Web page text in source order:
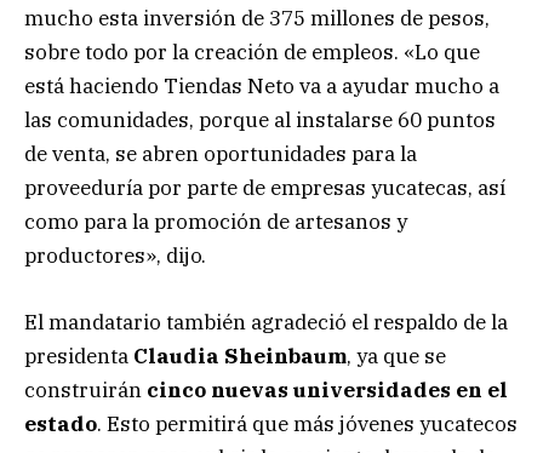
mucho esta inversión de 375 millones de pesos,
sobre todo por la creación de empleos. «Lo que
está haciendo Tiendas Neto va a ayudar mucho a
las comunidades, porque al instalarse 60 puntos
de venta, se abren oportunidades para la
proveeduría por parte de empresas yucatecas, así
como para la promoción de artesanos y
productores», dijo.
El mandatario también agradeció el respaldo de la
presidenta Claudia Sheinbaum, ya que se
construirán cinco nuevas universidades en el
estado. Esto permitirá que más jóvenes yucatecos